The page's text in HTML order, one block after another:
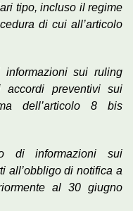
tipo, incluso il regime
di cui all’articolo
sui ruling
accordi preventivi sui
dell’articolo 8 bis
di informazioni sui
all’obbligo di notifica a
al 30 giugno